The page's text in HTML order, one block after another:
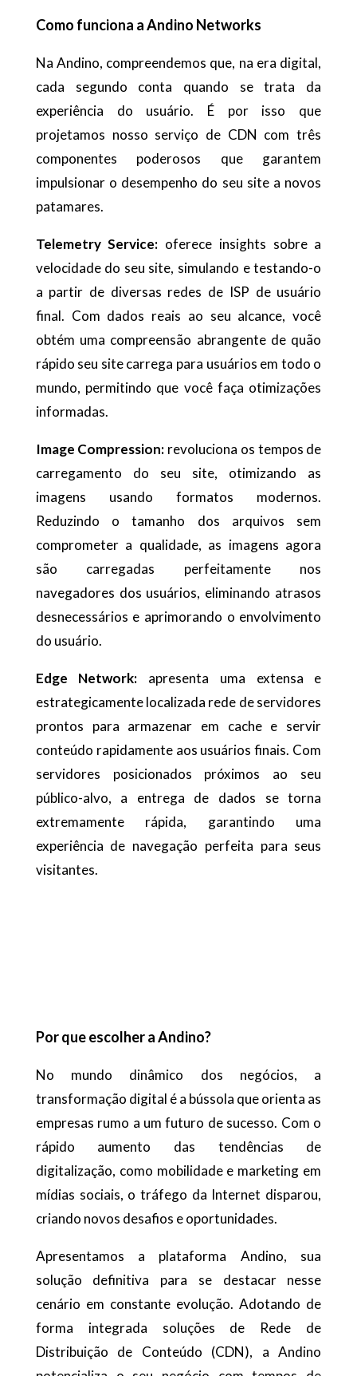
Como funciona a Andino Networks
Na Andino, compreendemos que, na era digital,
cada segundo conta quando se trata da
experiência do usuário. É por isso que
projetamos nosso serviço de CDN com três
componentes poderosos que garantem
impulsionar o desempenho do seu site a novos
patamares.
Telemetry Service: oferece insights sobre a
velocidade do seu site, simulando e testando-o
a partir de diversas redes de ISP de usuário
final. Com dados reais ao seu alcance, você
obtém uma compreensão abrangente de quão
rápido seu site carrega para usuários em todo o
mundo, permitindo que você faça otimizações
informadas.
Image Compression: revoluciona os tempos de
carregamento do seu site, otimizando as
imagens usando formatos modernos.
Reduzindo o tamanho dos arquivos sem
comprometer a qualidade, as imagens agora
são carregadas perfeitamente nos
navegadores dos usuários, eliminando atrasos
desnecessários e aprimorando o envolvimento
do usuário.
Edge Network:
apresenta uma extensa e
estrategicamente localizada rede de servidores
prontos para armazenar em cache e servir
conteúdo rapidamente aos usuários finais. Com
servidores posicionados próximos ao seu
público-alvo, a entrega de dados se torna
extremamente rápida, garantindo uma
experiência de navegação perfeita para seus
visitantes.
Por que escolher a Andino?
No mundo dinâmico dos negócios, a
transformação digital é a bússola que orienta as
empresas rumo a um futuro de sucesso. Com o
rápido aumento das tendências de
digitalização, como mobilidade e marketing em
mídias sociais, o tráfego da Internet disparou,
criando novos desafios e oportunidades.
Apresentamos a plataforma Andino, sua
solução definitiva para se destacar nesse
cenário em constante evolução. Adotando de
forma integrada soluções de Rede de
Distribuição de Conteúdo (CDN), a Andino